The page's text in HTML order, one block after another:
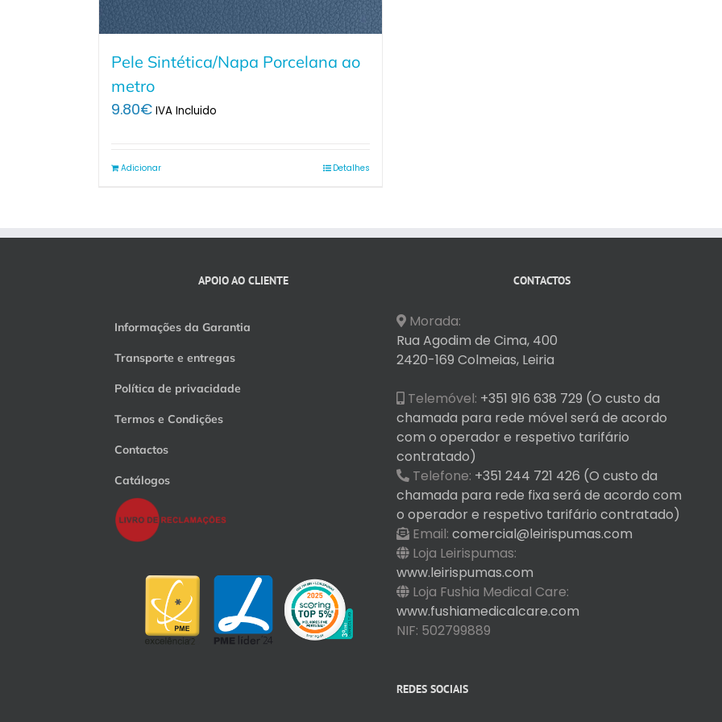
Pele Sintética/Napa Porcelana ao
metro
9.80€ IVA Incluido
Adicionar Detalhes
APOIO AO CLIENTE
Informações da Garantia
Transporte e entregas
Política de privacidade
Termos e Condições
Contactos
Catálogos
CONTACTOS
Morada:
Rua Agodim de Cima, 400
2420-169 Colmeias, Leiria
Telemóvel: +351 916 638 729 (O custo da
chamada para rede móvel será de acordo
com o operador e respetivo tarifário
contratado)
Telefone: +351 244 721 426 (O custo da
chamada para rede fixa será de acordo com
o operador e respetivo tarifário contratado)
Email: comercial@leirispumas.com
Loja Leirispumas:
www.leirispumas.com
Loja Fushia Medical Care:
www.fushiamedicalcare.com
NIF: 502799889
REDES SOCIAIS